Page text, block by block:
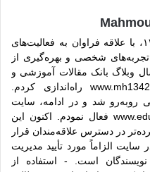
من، یک معلم بازنشسته از سال ۱۳۸۸، با علاقه فراوان به فعالیت‌های
شخصی و بهره‌گیری از
وبلاگ بانک مقالات آموزشی و
فرهنگی را با آدرس www.mh1342.blogfa.com راه‌اندازی کردم.
روبه‌رو شد و در ادامه، سایت
مستقل خود را با آدرس www.eduarticle.me فعال نمودم. اکنون این
در دسترس علاقه‌مندان قرار
الزاماً مورد تأیید مدیریت
است. - استفاده از